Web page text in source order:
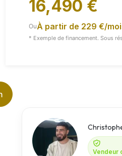
Vidéo Toutes Les
16,490 €
OuÀ partir de 229 €/
* Exemple de financement. Sous
Vendeur